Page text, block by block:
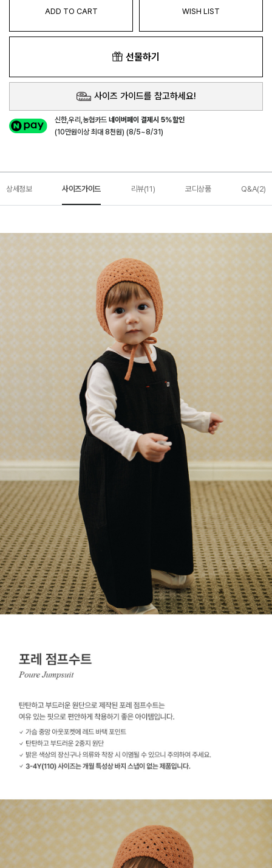
ADD TO CART WISH LIST
선물하기
사이즈 가이드를 참고하세요!
신한,우리,농협카드네이버페이 결제시 5%할인
(10만원이상 최대 8천원) (8/5~8/31)
상세정보 사이즈가이드 리뷰(11) 코디상품 Q&A(2)